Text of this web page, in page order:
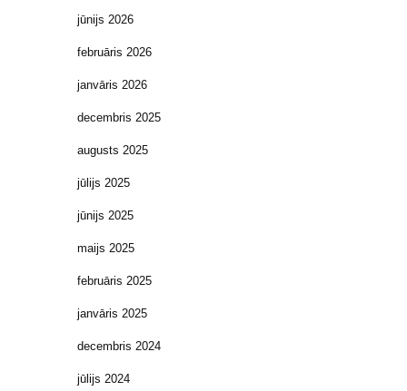
jūnijs 2026
februāris 2026
janvāris 2026
decembris 2025
augusts 2025
jūlijs 2025
jūnijs 2025
maijs 2025
februāris 2025
janvāris 2025
decembris 2024
jūlijs 2024